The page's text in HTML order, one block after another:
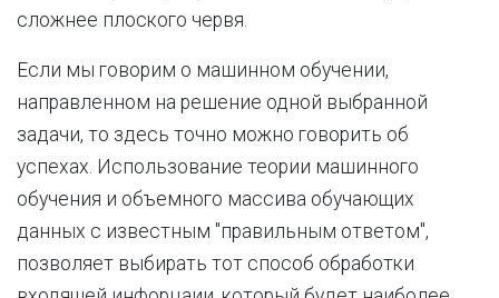
сложнее плоского червя.
Если мы говорим о машинном обучении,
направленном на решение одной выбранной
задачи, то здесь точно можно говорить об
успехах. Использование теории машинного
обучения и объемного массива обучающих
данных с известным "правильным ответом",
позволяет выбирать тот способ обработки